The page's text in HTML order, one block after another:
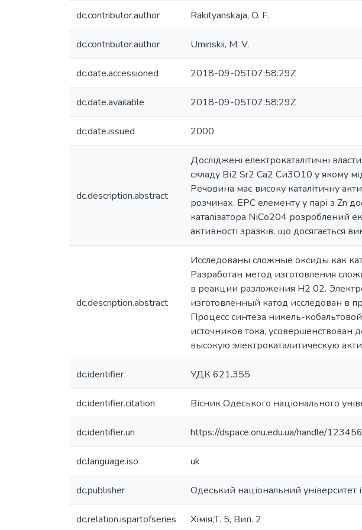
dc.contributor.author Rakityanskaja, O. F.
dc.contributor.author Uminskii, M. V.
dc.date.accessioned 2018-09-05T07:58:29Z
dc.date.available 2018-09-05T07:58:29Z
dc.date.issued 2000
dc.description.abstract
Досліджені електрокаталітичні
складу Ві2 Sr2 Са2 Си3О10 у якому
Речовина має високу каталітичну
розчинах. ЕРС елементу у парі з Zn
каталізатора NіСо204 розроблений
активності зразків, що досягається
dc.description.abstract
Исследованы сложные оксиды как
Разработан метод изготовления
в реакции разложения Н2 02.
изготовленный катод исследован в
Процесс синтеза никель-
источников тока, усовершенствован
высокую электрокаталитическую
dc.identifier УДК 621.355
dc.identifier.citation Вісник Одеського національного
dc.identifier.uri https://dspace.onu.edu.ua/handle/
dc.language.iso uk
dc.publisher Одеський національний університет
dc.relation.ispartofseries Хімія;Т. 5, Вип. 2